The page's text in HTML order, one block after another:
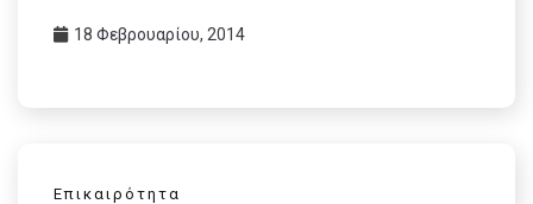
18 Φεβρουαρίου, 2014
Επικαιρότητα